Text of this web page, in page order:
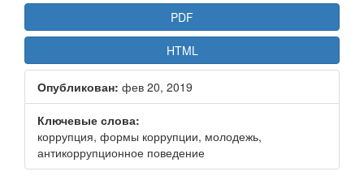
PDF
HTML
Опубликован: фев 20, 2019
Ключевые слова:
коррупция, формы коррупции, молодежь,
антикоррупционное поведение